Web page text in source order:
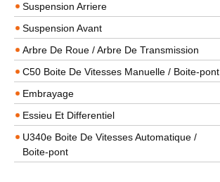
Suspension Arriere
Suspension Avant
Arbre De Roue / Arbre De Transmission
C50 Boite De Vitesses Manuelle / Boite-pont
Embrayage
Essieu Et Differentiel
U340e Boite De Vitesses Automatique /
Boite-pont